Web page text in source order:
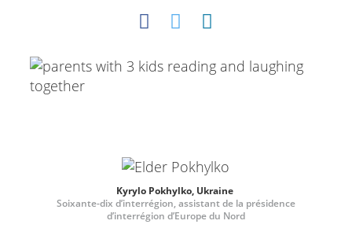
Kyrylo Pokhylko, Ukraine
Soixante-dix d’interrégion, assistant de la présidence
d’interrégion d’Europe du Nord